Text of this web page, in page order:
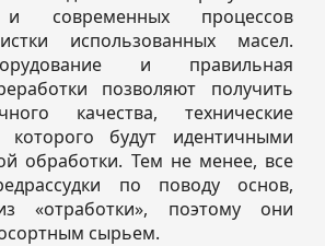
и современных процессов
использованных масел.
и правильная
позволяют получить
качества, технические
которого будут идентичными
обработки. Тем не менее, все
по поводу основ,
«отработки», поэтому они
сырьем.